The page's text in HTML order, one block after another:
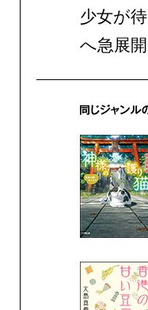
少女が
へ急展